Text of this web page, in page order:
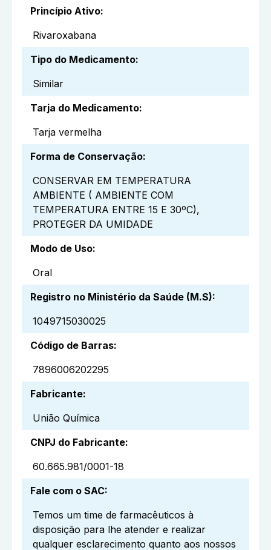
Princípio Ativo:
Rivaroxabana
Tipo do Medicamento:
Similar
Tarja do Medicamento:
Tarja vermelha
Forma de Conservação:
CONSERVAR EM TEMPERATURA
AMBIENTE ( AMBIENTE COM
TEMPERATURA ENTRE 15 E 30ºC),
PROTEGER DA UMIDADE
Modo de Uso:
Oral
Registro no Ministério da Saúde (M.S):
1049715030025
Código de Barras:
7896006202295
Fabricante:
União Química
CNPJ do Fabricante:
60.665.981/0001-18
Fale com o SAC:
Temos um time de farmacêuticos à
disposição para lhe atender e realizar
qualquer esclarecimento quanto aos nossos